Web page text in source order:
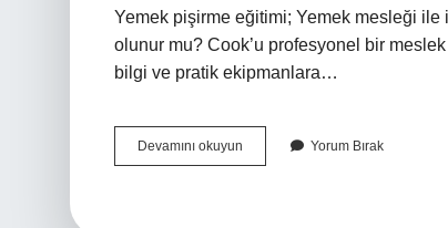
Yemek pişirme eğitimi; Yemek mesleği ile
olunur mu? Cook’u profesyonel bir
bilgi ve pratik ekipmanlara…
Devamını okuyun
Olmak
Yorum Bırak